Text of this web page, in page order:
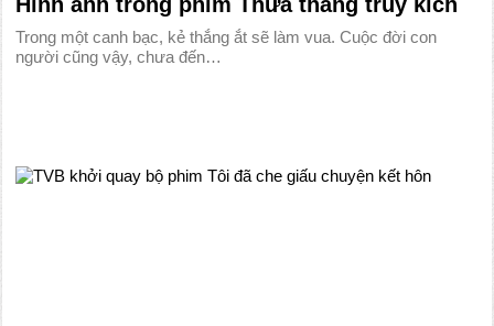
Trong một canh bạc, kẻ thắng ắt sẽ làm vua. Cuộc đời con
người cũng vậy, chưa đến…